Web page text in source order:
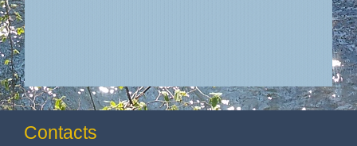
Contacts